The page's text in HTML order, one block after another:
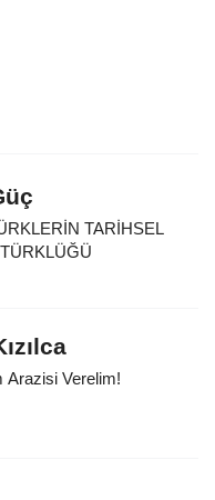
TARİHSEL
Arazisi Verelim!